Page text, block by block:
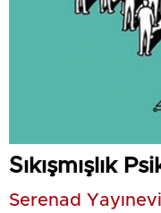
Sıkışmışlık
Serenad Yayınevi